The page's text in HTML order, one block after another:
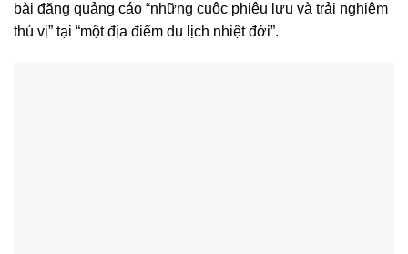
bài đăng quảng cáo “những cuộc phiêu lưu và trải nghiệm
thú vị” tại “một địa điểm du lịch nhiệt đới”.